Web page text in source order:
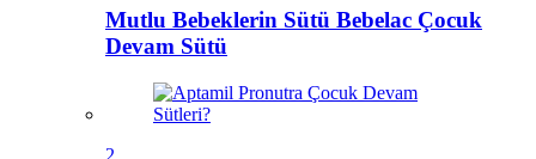
Mutlu Bebeklerin Sütü Bebelac Çocuk
Devam Sütü
2